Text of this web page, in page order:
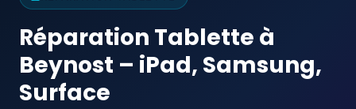
Réparation Tablette à
Beynost – iPad, Samsung,
Surface